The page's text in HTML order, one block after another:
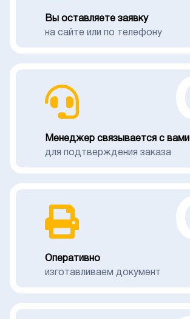
Вы оставляете заявку
на сайте или по телефону
Менеджер связывается с вами
для подтверждения заказа
Оперативно
изготавливаем документ